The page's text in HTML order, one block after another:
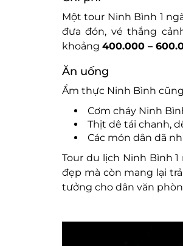
Một tour Ninh Bình 1
đưa đón, vé thắng
khoảng 400.000 –
Ăn uống
Ẩm thực Ninh Bình
Cơm cháy Ninh
Thịt dê tái chanh,
Các món dân dã
Tour du lịch Ninh Bình
đẹp mà còn mang lại
tưởng cho dân văn